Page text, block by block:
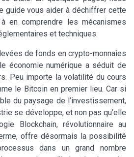
guide vous aider à déchiffrer cette
en comprendre les mécanismes
et techniques.
de fonds en crypto-monnaies
économie numérique a séduit de
Peu importe la volatilité du cours
le Bitcoin en premier lieu. Car si
du paysage de l’investissement,
se développe, et non pas qu’elle
Blockchain, révolutionnaire au
offre désormais la possibilité
dans un grand nombre